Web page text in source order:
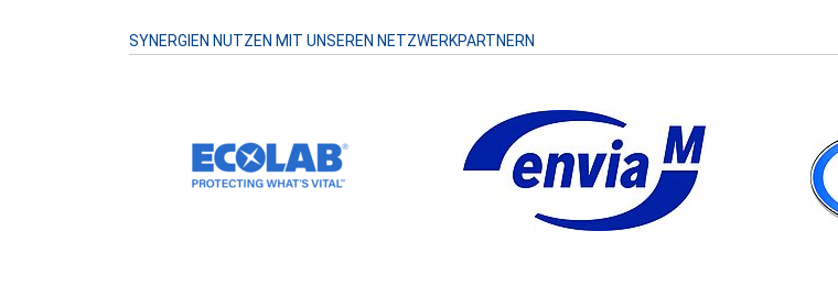
SYNERGIEN NUTZEN MIT UNSEREN NETZWERKPARTNERN